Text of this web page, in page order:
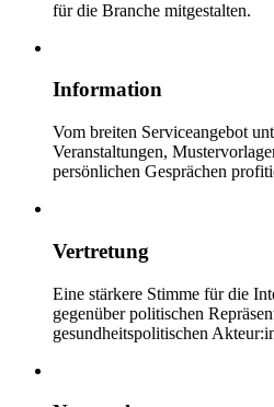
für die Branche mitgestalten.
Information
Vom breiten Serviceangebot
Veranstaltungen,
persönlichen Gesprächen
Vertretung
Eine stärkere Stimme für die
gegenüber politischen
gesundheitspolitischen